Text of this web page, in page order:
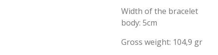
Width of the bracelet
body: 5cm
Gross weight: 104,9 gr